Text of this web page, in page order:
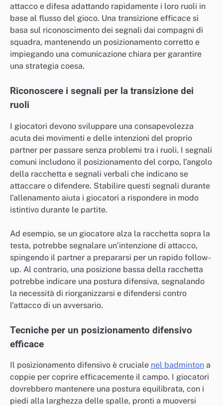
attacco e difesa adattando rapidamente i loro ruoli in
base al flusso del gioco. Una transizione efficace si
basa sul riconoscimento dei segnali dai compagni di
squadra, mantenendo un posizionamento corretto e
impiegando una comunicazione chiara per garantire
una strategia coesa.
Riconoscere i segnali per la transizione dei
ruoli
I giocatori devono sviluppare una consapevolezza
acuta dei movimenti e delle intenzioni del proprio
partner per passare senza problemi tra i ruoli. I segnali
comuni includono il posizionamento del corpo, l’angolo
della racchetta e segnali verbali che indicano se
attaccare o difendere. Stabilire questi segnali durante
l’allenamento aiuta i giocatori a rispondere in modo
istintivo durante le partite.
Ad esempio, se un giocatore alza la racchetta sopra la
testa, potrebbe segnalare un’intenzione di attacco,
spingendo il partner a prepararsi per un rapido follow-
up. Al contrario, una posizione bassa della racchetta
potrebbe indicare una postura difensiva, segnalando
la necessità di riorganizzarsi e difendersi contro
l’attacco di un avversario.
Tecniche per un posizionamento difensivo
efficace
Il posizionamento difensivo è cruciale nel badminton a
coppie per coprire efficacemente il campo. I giocatori
dovrebbero mantenere una postura equilibrata, con i
piedi alla larghezza delle spalle, pronti a muoversi